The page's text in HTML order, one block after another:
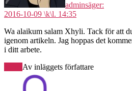
adminsäger:
2016-10-09 \k\l. 14:35
Wa alaikum salam Xhyli. Tack för att
igenom artikeln. Jag hoppas det
i ditt arbete.
Av inläggets författare